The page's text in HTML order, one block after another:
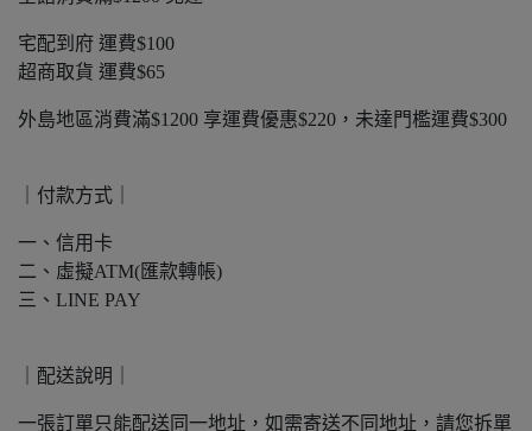
宅配到府 運費$100
超商取貨 運費$65
外島地區消費滿$1200 享運費優惠$220，未達門檻運費$300
｜​付款方式｜
一、信用卡
二、虛擬ATM(匯款轉帳)
三、LINE PAY
​｜配送說明｜
一張訂單只能配送同一地址，如需寄送不同地址，請您拆單